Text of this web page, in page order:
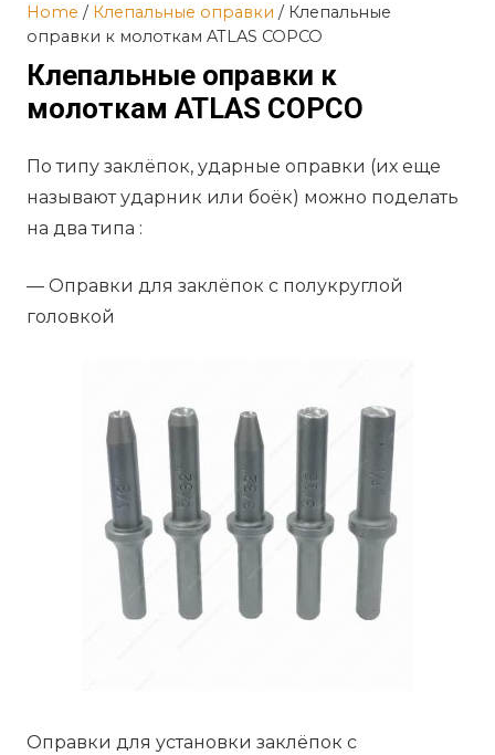
Home / Клепальные оправки / Клепальные
оправки к молоткам ATLAS COPCO
Клепальные оправки к
молоткам ATLAS COPCO
По типу заклёпок, ударные оправки (их еще
называют ударник или боёк) можно поделать
на два типа :
— Оправки для заклёпок с полукруглой
головкой
Оправки для установки заклёпок с